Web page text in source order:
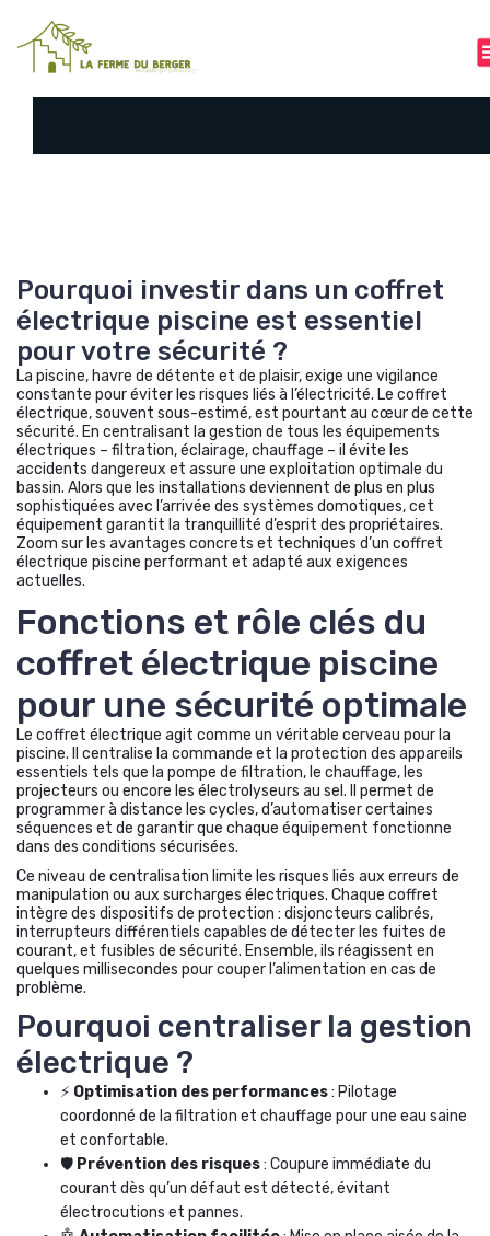
Pourquoi investir dans un coffret
électrique piscine est essentiel
pour votre sécurité ?
La piscine, havre de détente et de plaisir, exige une vigilance
constante pour éviter les risques liés à l’électricité. Le coffret
électrique, souvent sous-estimé, est pourtant au cœur de cette
sécurité. En centralisant la gestion de tous les équipements
électriques – filtration, éclairage, chauffage – il évite les
accidents dangereux et assure une exploitation optimale du
bassin. Alors que les installations deviennent de plus en plus
sophistiquées avec l’arrivée des systèmes domotiques, cet
équipement garantit la tranquillité d’esprit des propriétaires.
Zoom sur les avantages concrets et techniques d’un coffret
électrique piscine performant et adapté aux exigences
actuelles.
Fonctions et rôle clés du
coffret électrique piscine
pour une sécurité optimale
Le coffret électrique agit comme un véritable cerveau pour la
piscine. Il centralise la commande et la protection des appareils
essentiels tels que la pompe de filtration, le chauffage, les
projecteurs ou encore les électrolyseurs au sel. Il permet de
programmer à distance les cycles, d’automatiser certaines
séquences et de garantir que chaque équipement fonctionne
dans des conditions sécurisées.
Ce niveau de centralisation limite les risques liés aux erreurs de
manipulation ou aux surcharges électriques. Chaque coffret
intègre des dispositifs de protection : disjoncteurs calibrés,
interrupteurs différentiels capables de détecter les fuites de
courant, et fusibles de sécurité. Ensemble, ils réagissent en
quelques millisecondes pour couper l’alimentation en cas de
problème.
Pourquoi centraliser la gestion
électrique ?
⚡ Optimisation des performances: Pilotage
coordonné de la filtration et chauffage pour une eau saine
et confortable.
🛡️ Prévention des risques: Coupure immédiate du
courant dès qu’un défaut est détecté, évitant
électrocutions et pannes.